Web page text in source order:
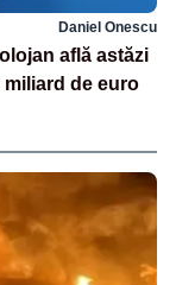
Daniel Onescu
află astăzi
de euro